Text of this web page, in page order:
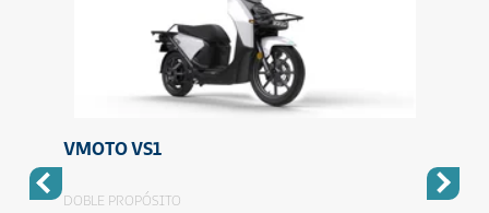
VMOTO VS1
DOBLE PROPÓSITO